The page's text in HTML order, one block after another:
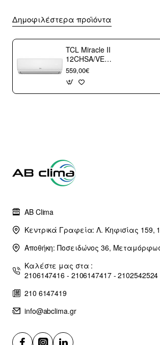
Δημοφιλέστερα προϊόντα
TCL Miracle II
12CHSA/VE
Κλιματιστικό
Τοίχου 12000 btu/h
με WiFi A++/A+++
με 10 χρόνια
559,00€
AB Clima
Κεντρικά Γραφεία: Λ. Κηφισίας 159,
Αποθήκη: Ποσειδώνος 36,
Καλέστε μας στα :
2106147416 - 2106147417 - 2102542524
210 6147419
info@abclima.gr